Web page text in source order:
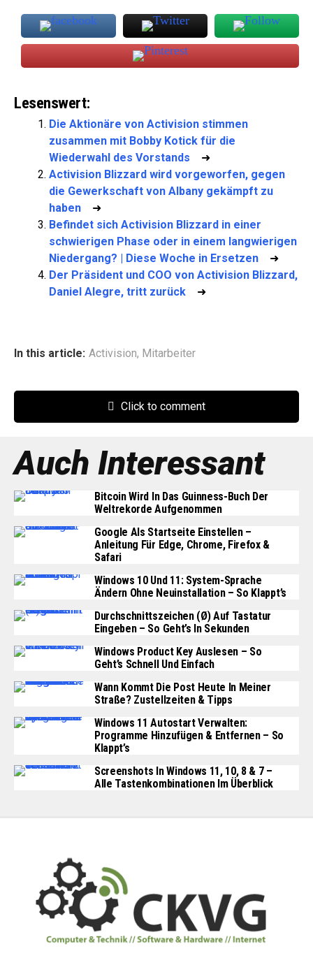
Lesenswert:
Die Aktionäre von Activision stimmen
zusammen mit Bobby Kotick für die
Wiederwahl des Vorstands ➜
Activision Blizzard wird vorgeworfen, gegen
die Gewerkschaft von Albany gekämpft zu
haben ➜
Befindet sich Activision Blizzard in einer
schwierigen Phase oder in einem langwierigen
Niedergang? | Diese Woche in Ersetzen ➜
Der Präsident und COO von Activision Blizzard,
Daniel Alegre, tritt zurück ➜
In this article: Activision, Mitarbeiter
Click to comment
Auch Interessant
Bitcoin Wird In Das Guinness-Buch Der
Weltrekorde Aufgenommen
Google Als Startseite Einstellen –
Anleitung Für Edge, Chrome, Firefox &
Safari
Windows 10 Und 11: System-Sprache
Ändern Ohne Neuinstallation – So Klappt’s
Durchschnittszeichen (Ø) Auf Tastatur
Eingeben – So Geht’s In Sekunden
Windows Product Key Auslesen – So
Geht’s Schnell Und Einfach
Wann Kommt Die Post Heute In Meiner
Straße? Zustellzeiten & Tipps
Windows 11 Autostart Verwalten:
Programme Hinzufügen & Entfernen – So
Klappt’s
Screenshots In Windows 11, 10, 8 & 7 –
Alle Tastenkombinationen Im Überblick